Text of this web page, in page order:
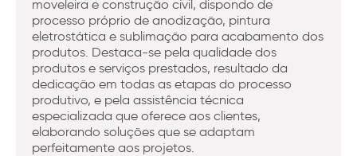
moveleira e construção civil, dispondo de
processo próprio de anodização, pintura
eletrostática e sublimação para acabamento dos
produtos. Destaca-se pela qualidade dos
produtos e serviços prestados, resultado da
dedicação em todas as etapas do processo
produtivo, e pela assistência técnica
especializada que oferece aos clientes,
elaborando soluções que se adaptam
perfeitamente aos projetos.